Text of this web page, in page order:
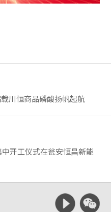
川恒商品磷酸扬帆起航
开工仪式在瓮安恒昌新能